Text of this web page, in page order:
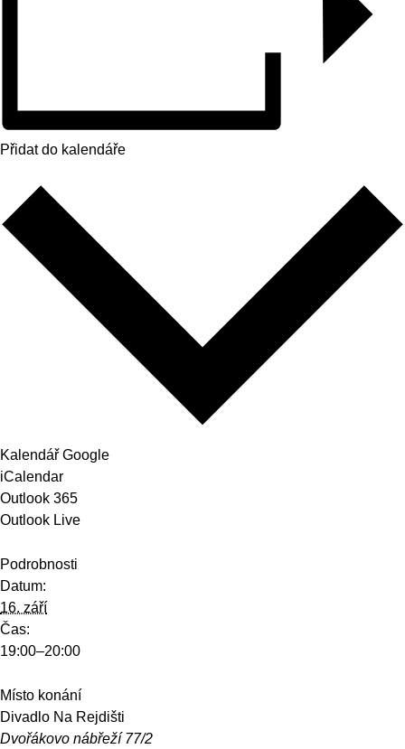
Přidat do kalendáře
Kalendář Google
iCalendar
Outlook 365
Outlook Live
Podrobnosti
Datum:
16. září
Čas:
19:00–20:00
Místo konání
Divadlo Na Rejdišti
Dvořákovo nábřeží 77/2